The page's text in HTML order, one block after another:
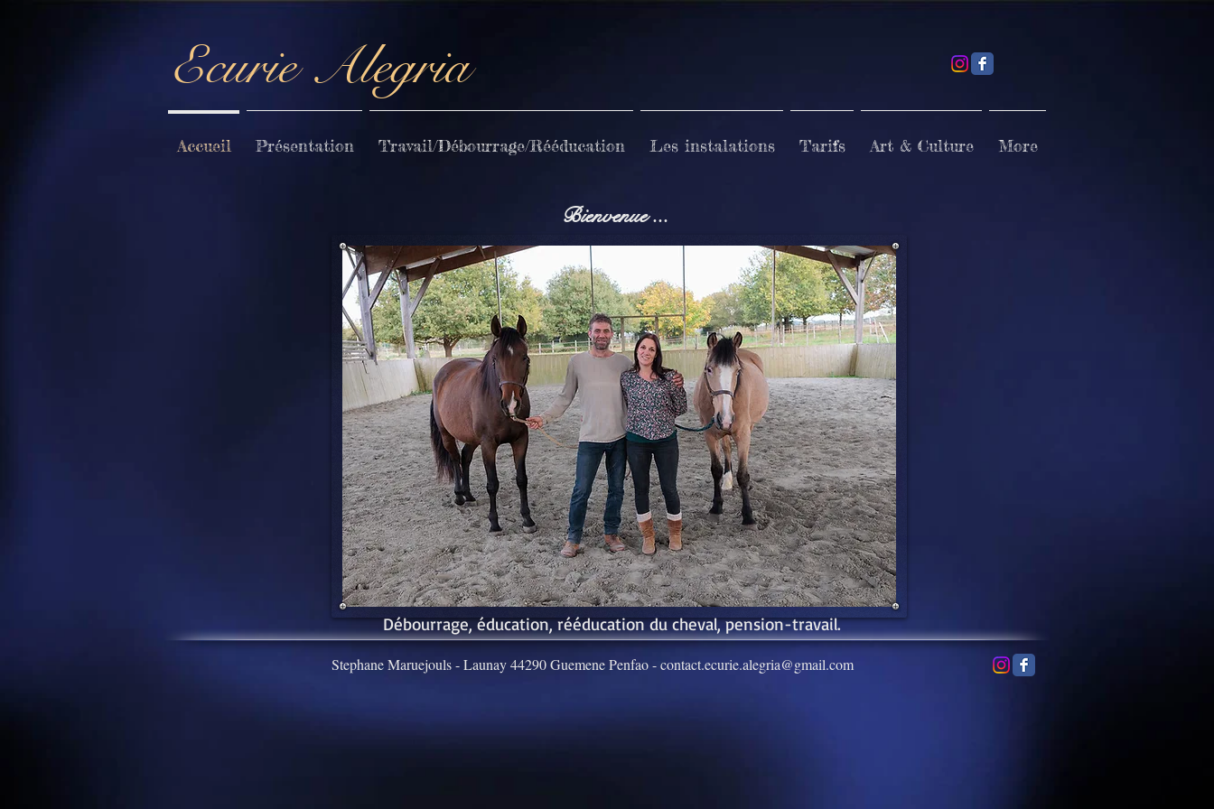
Ecurie Alegria
Accueil Présentation Travail/Débourrage/Rééducation Les instalations Tarifs Art & Culture More
Bienvenue ...
ecurie, pension de chevaux, debourrage
, dressage, travail du cheval, attelage , ,
rééducation cheval, éducation du jeune
cheval, pays de redon
Débourrage, éducation, rééducation du cheval, pension-travail.
Stephane Maruejouls - Launay 44290 Guemene Penfao -contact.ecurie.alegria@gmail.com